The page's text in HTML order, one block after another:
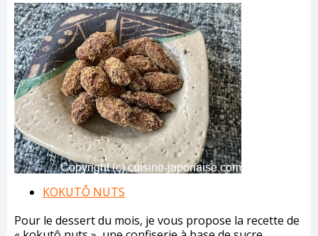
KOKUTÔ NUTS
Pour le dessert du mois, je vous propose la recette de